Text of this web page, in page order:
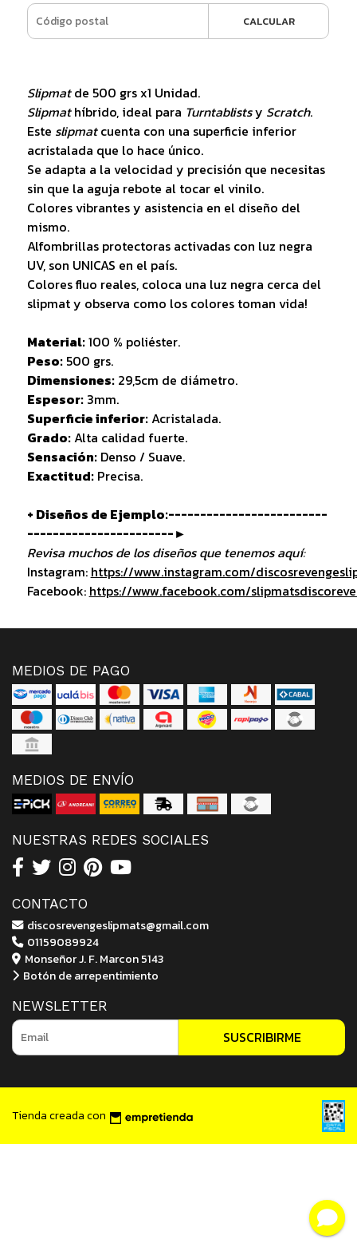
CALCULAR
Slipmatde 500 grs x1 Unidad.
Slipmathíbrido, ideal para Turntablistsy Scratch.
Este slipmatcuenta con una superficie inferior
acristalada que lo hace único.
Se adapta a la velocidad y precisión que necesitas
sin que la aguja rebote al tocar el vinilo.
Colores vibrantes y asistencia en el diseño del
mismo.
Alfombrillas protectoras activadas con luz negra
UV, son UNICAS en el país.
Colores fluo reales, coloca una luz negra cerca del
slipmat y observa como los colores toman vida!
Material:100 % poliéster.
Peso:500 grs.
Dimensiones:29,5cm de diámetro.
Espesor:3mm.
Superficie inferior:Acristalada.
Grado:Alta calidad fuerte.
Sensación:Denso / Suave.
Exactitud:Precisa.
+ Diseños de Ejemplo:-------------------------
-----------------------►
Revisa muchos de los diseños que tenemos aquí:
Instagram: https://www.instagram.com/
Facebook: https://www.facebook.com/
MEDIOS DE PAGO
MEDIOS DE ENVÍO
NUESTRAS REDES SOCIALES
CONTACTO
discosrevengeslipmats@gmail.com
01159089924
Monseñor J. F. Marcon 5143
Botón de arrepentimiento
NEWSLETTER
SUSCRIBIRME
Tienda creada con